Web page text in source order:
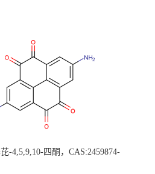
-4,5,9,10-四酮，CAS:2459874-